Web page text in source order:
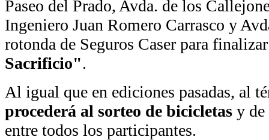
Paseo del Prado, Avda. de los
Ingeniero Juan Romero Carrasco y
rotonda de Seguros Caser para
Sacrificio".
Al igual que en ediciones pasadas, al
procederá al sorteo de bicicletas y de
entre todos los participantes.